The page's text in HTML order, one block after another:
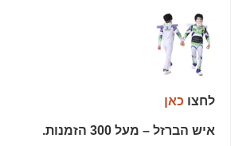
לחצו כאן
איש הברזל – מעל 300 הזמנות.